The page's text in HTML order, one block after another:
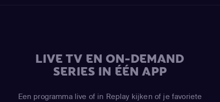
LIVE TV EN ON-DEMAND
SERIES IN ÉÉN APP
Een programma live of in Replay kijken of je favoriete